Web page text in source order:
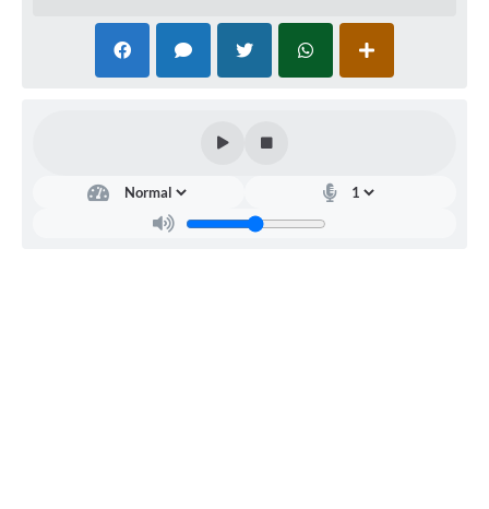
especificações abaixo:
Modalidade: Pregão Eletrônico nº 19/2025
Processo nº 45/2025
Registro de Preços para Aquisição de
Plataforma eletrônica:
www.bllcompras.com
O Edital(is) e Anexos disponíveis: PNCP, BllCompras, Site da